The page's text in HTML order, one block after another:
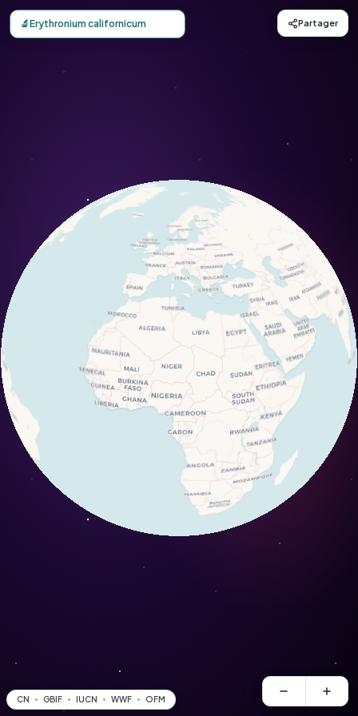
Carte d'observation du Erythronium californicum
🔬Erythronium californicum Partager
CN GBIF IUCN WWF OFM